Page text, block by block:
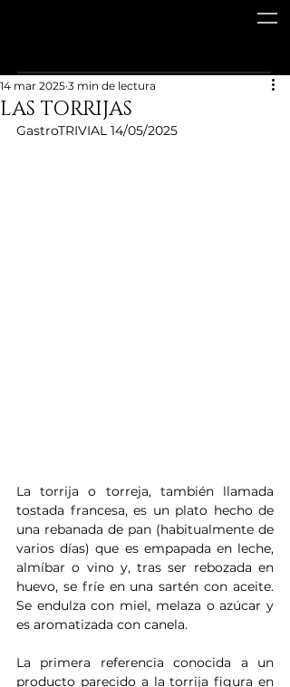
LAS TORRIJAS
14 mar 2025 3 min de lectura
GastroTRIVIAL 14/05/2025
La torrija o torreja, también llamada
tostada francesa, es un plato hecho de
una rebanada de pan (habitualmente de
varios días) que es empapada en leche,
almíbar o vino y, tras ser rebozada en
huevo, se fríe en una sartén con aceite.
Se endulza con miel, melaza o azúcar y
es aromatizada con canela.
La primera referencia conocida a un